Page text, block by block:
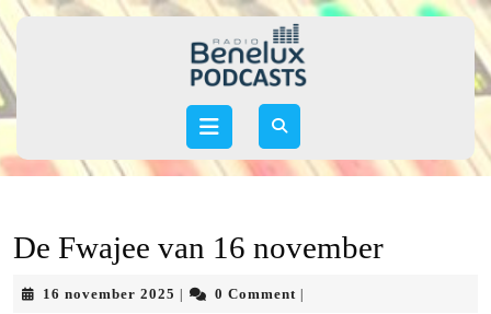
Skip
to
Open
De Fwajee van 16 november
16 november 2025 16
0 Comment